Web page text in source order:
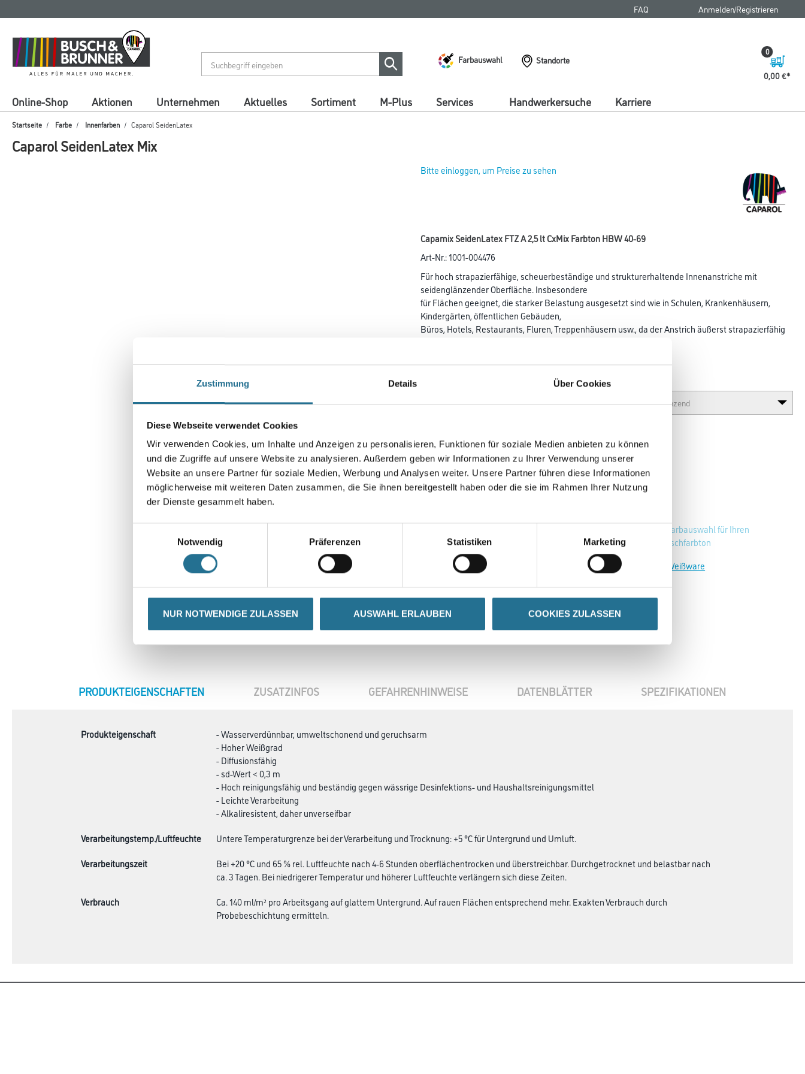
Zustimmung Details Über Cookies
Diese Webseite verwendet Cookies
Wir verwenden Cookies, um Inhalte und Anzeigen zu personalisieren, Funktionen für soziale Medien anbieten zu können
und die Zugriffe auf unsere Website zu analysieren. Außerdem geben wir Informationen zu Ihrer Verwendung unserer
Website an unsere Partner für soziale Medien, Werbung und Analysen weiter. Unsere Partner führen diese Informationen
möglicherweise mit weiteren Daten zusammen, die Sie ihnen bereitgestellt haben oder die sie im Rahmen Ihrer Nutzung
der Dienste gesammelt haben.
Notwendig
Präferenzen Statistiken Marketing
NUR NOTWENDIGE ZULASSEN AUSWAHL ERLAUBEN COOKIES ZULASSEN
springen
springen
FAQ Anmelden/Registrieren
Farbauswahl
Standorte
0,00 €
0
Online-Shop Aktionen Unternehmen Aktuelles Sortiment M-Plus Services Handwerkersuche Karriere
Startseite Farbe Innenfarben Caparol SeidenLatex
Caparol SeidenLatex Mix
Bitte einloggen, um Preise zu sehen
Capamix SeidenLatex FTZ A 2,5 lt CxMix Farbton HBW 40-69
Art-Nr.:1001-004476
Für hoch strapazierfähige, scheuerbeständige und strukturerhaltende Innenanstriche mit
seidenglänzender Oberfläche. Insbesondere
für Flächen geeignet, die starker Belastung ausgesetzt sind wie in Schulen, Krankenhäusern,
Kindergärten, öffentlichen Gebäuden,
Büros, Hotels, Restaurants, Fluren, Treppenhäusern usw., da der Anstrich äußerst strapazierfähig
Zur Farbauswahl für Ihren
Wunschfarbton
Zur Weißware
CURRENT
PRODUKTEIGENSCHAFTEN ZUSATZINFOS GEFAHRENHINWEISE DATENBLÄTTER SPEZIFIKATIONEN
Produkteigenschaft
- Wasserverdünnbar, umweltschonend und geruchsarm
- Hoher Weißgrad
- Diffusionsfähig
- sd-Wert < 0,3 m
- Hoch reinigungsfähig und beständig gegen wässrige Desinfektions- und Haushalts­reinigungsmittel
- Leichte Verarbeitung
- Alkaliresistent, daher unverseifbar
Verarbeitungstemp./Luftfeuchte
Untere Temperaturgrenze bei der Verarbeitung und Trocknung: +5 °C für Untergrund und Umluft.
Verarbeitungszeit
Bei +20 °C und 65 % rel. Luftfeuchte nach 4-6 Stunden oberflächentrocken und überstreichbar. Durchgetrocknet und belastbar nach
ca. 3 Tagen. Bei niedrigerer Temperatur und höherer Luftfeuchte verlängern sich diese Zeiten.
Verbrauch
Ca. 140 ml/m² pro Arbeitsgang auf glattem Untergrund. Auf rauen Flächen entsprechend mehr. Exakten Verbrauch durch
Probebeschichtung ermitteln.